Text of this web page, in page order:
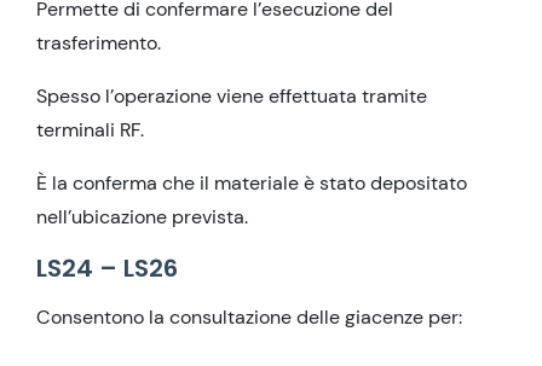
Permette di confermare l’esecuzione del
trasferimento.
Spesso l’operazione viene effettuata tramite
terminali RF.
È la conferma che il materiale è stato depositato
nell’ubicazione prevista.
LS24 – LS26
Consentono la consultazione delle giacenze per: